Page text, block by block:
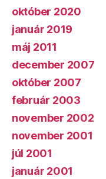
október 2020
január 2019
máj 2011
december 2007
október 2007
február 2003
november 2002
november 2001
júl 2001
január 2001